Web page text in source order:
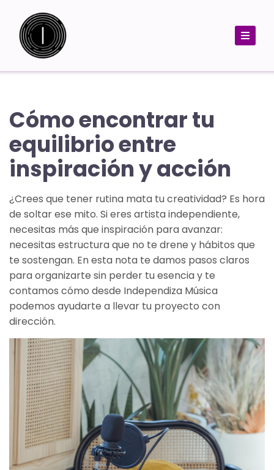
Cómo encontrar tu
equilibrio entre
inspiración y acción
¿Crees que tener rutina mata tu creatividad? Es hora
de soltar ese mito. Si eres artista independiente,
necesitas más que inspiración para avanzar:
necesitas estructura que no te drene y hábitos que
te sostengan. En esta nota te damos pasos claros
para organizarte sin perder tu esencia y te
contamos cómo desde Independiza Música
podemos ayudarte a llevar tu proyecto con
dirección.